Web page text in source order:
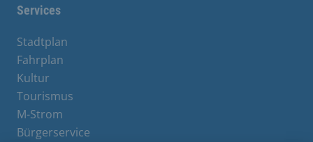
Services
Stadtplan
Fahrplan
Kultur
Tourismus
M-Strom
Bürgerservice